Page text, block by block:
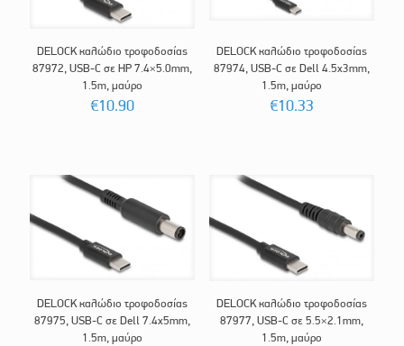
DELOCK καλώδιο τροφοδοσίας
87972, USB-C σε HP 7.4×5.0mm,
1.5m, μαύρο
€10.90
DELOCK καλώδιο τροφοδοσίας
87974, USB-C σε Dell 4.5x3mm,
1.5m, μαύρο
€10.33
DELOCK καλώδιο τροφοδοσίας
87975, USB-C σε Dell 7.4x5mm,
1.5m, μαύρο
DELOCK καλώδιο τροφοδοσίας
87977, USB-C σε 5.5×2.1mm,
1.5m, μαύρο